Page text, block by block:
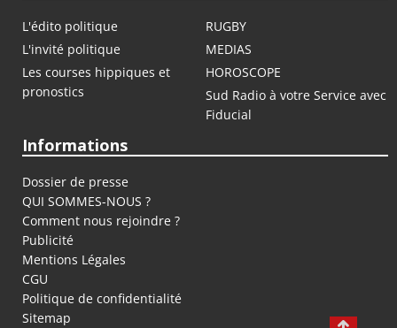
L'édito politique
RUGBY
L'invité politique
MEDIAS
Les courses hippiques et
pronostics
HOROSCOPE
Sud Radio à votre Service avec
Fiducial
Informations
Dossier de presse
QUI SOMMES-NOUS ?
Comment nous rejoindre ?
Publicité
Mentions Légales
CGU
Politique de confidentialité
Sitemap